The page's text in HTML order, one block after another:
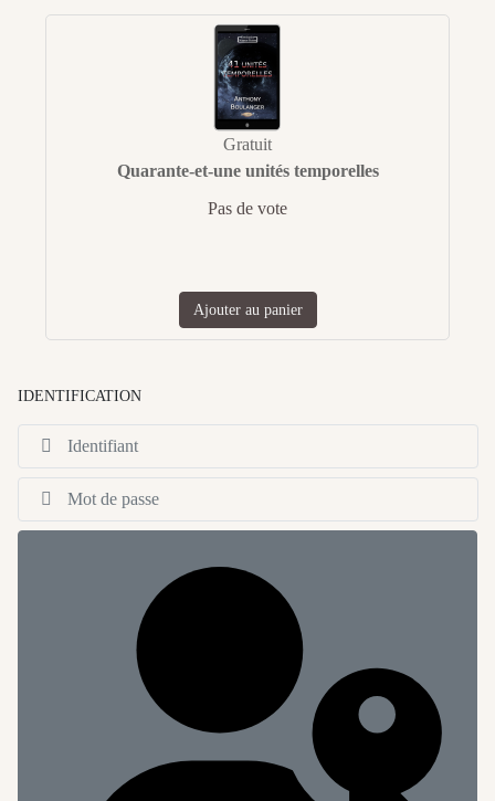
Gratuit
Quarante-et-une unités temporelles
Pas de vote
Ajouter au panier
IDENTIFICATION